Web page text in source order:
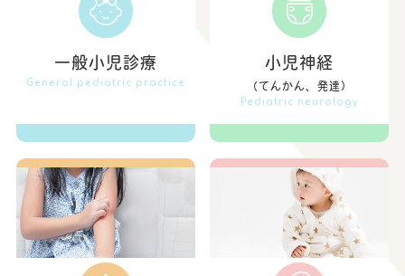
一般小児診療
General pediatric practice
小児神経
（てんかん、発達）
Pediatric neurology